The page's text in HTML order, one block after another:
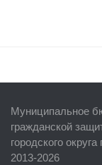
Об учреждении
Руководство
Муниципальное
гражданской
городского
2013-2026